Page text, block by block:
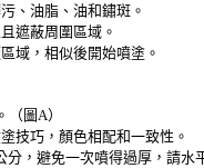
、油脂、油和鏽斑。
遮蔽周圍區域。
域，相似後開始噴塗。
（圖A）
技巧，顏色相配和一致性。
分，避免一次噴得過厚，請